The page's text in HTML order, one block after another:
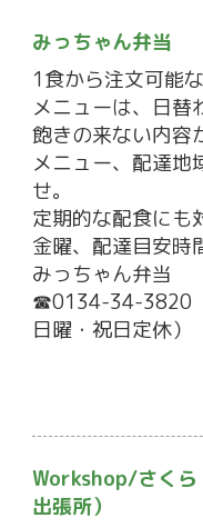
みっちゃん弁当
1食から注文可能な
メニューは、日替
飽きの来ない内容
メニュー、配達地
せ。
定期的な配食にも
金曜、配達目安時
みっちゃん弁当
☎0134-34-3820
日曜・祝日定休）
Workshop/さく
出張所）